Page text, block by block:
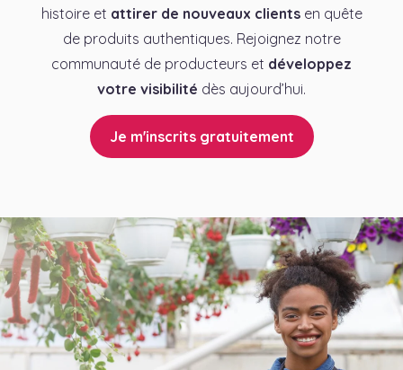
histoire et attirer de nouveaux clientsen quête
de produits authentiques. Rejoignez notre
communauté de producteurs et développez
votre visibilité dès aujourd’hui.
Je m'inscrits gratuitement